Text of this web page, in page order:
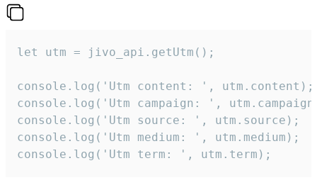
let utm = jivo_api.getUtm();
console.log('Utm content: ', utm.content);
console.log('Utm campaign: ',
console.log('Utm source: ', utm.source);
console.log('Utm medium: ', utm.medium);
console.log('Utm term: ', utm.term);